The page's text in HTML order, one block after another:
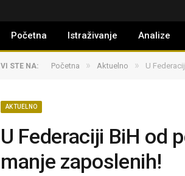
Početna Istraživanje Analize
VI STE NA: Početna » Aktuelno » U
AKTUELNO
U Federaciji BiH od
manje zaposlenih!